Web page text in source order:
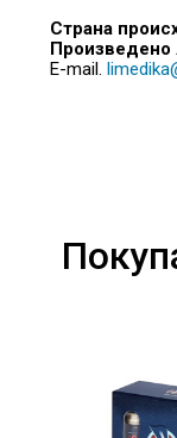
Страна
Произведено
E-mail.